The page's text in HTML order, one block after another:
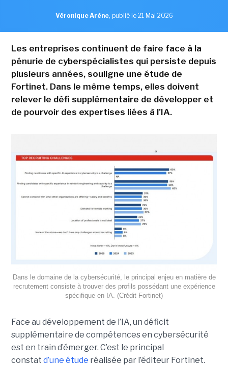
Véronique Arène, publié le 21 Mai 2026
Les entreprises continuent de faire face à la
pénurie de cyberspécialistes qui persiste depuis
plusieurs années, souligne une étude de
Fortinet. Dans le même temps, elles doivent
relever le défi supplémentaire de développer et
de pourvoir des expertises liées à l'IA.
Dans le domaine de la cybersécurité, le principal enjeu en matière de
recrutement consiste à trouver des profils possédant une expérience
spécifique en IA. (Crédit Fortinet)
Face au développement de l’IA, un déficit
supplémentaire de compétences en cybersécurité
est en train d’émerger. C’est le principal
constat d’une étude réalisée par l’éditeur Fortinet.